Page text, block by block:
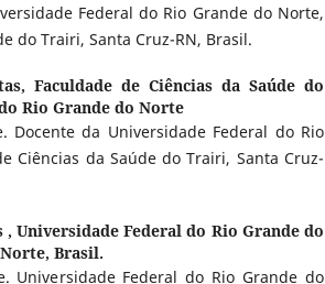
Federal do Rio Grande do Norte,
do Trairi, Santa Cruz-RN, Brasil.
Faculdade de Ciências da Saúde do
Rio Grande do Norte
Docente da Universidade Federal do Rio
Ciências da Saúde do Trairi, Santa Cruz-
, Universidade Federal do Rio Grande do
Brasil.
Universidade Federal do Rio Grande do